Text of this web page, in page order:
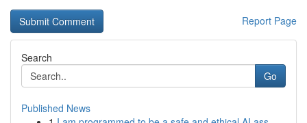
Report Page
Search
Go
Published News